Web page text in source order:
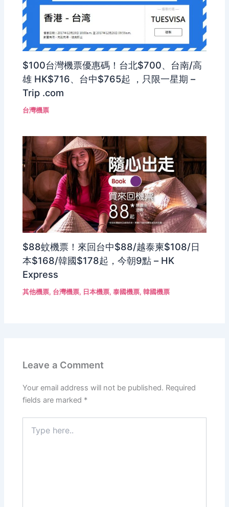
$100台灣機票優惠碼！台北$700、台南/高
雄 HK$716、台中$765起 ，只限一星期 –
Trip .com
台灣機票
$88蚊機票！來回台中$88/越泰柬$108/日
本$168/韓國$178起，今朝9點 – HK
Express
其他機票, 台灣機票, 日本機票,泰國機票,韓國機票
Leave a Comment
Your email address will not be published. Required
fields are marked *
here..